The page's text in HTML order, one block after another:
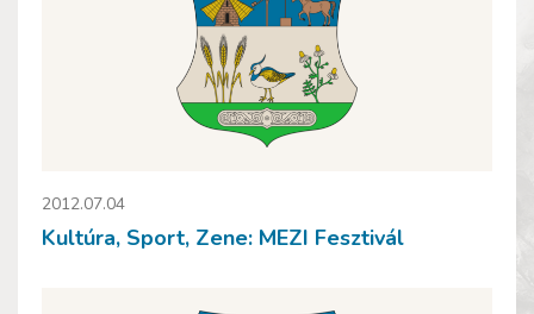
2012.07.04
Kultúra, Sport, Zene: MEZI Fesztivál